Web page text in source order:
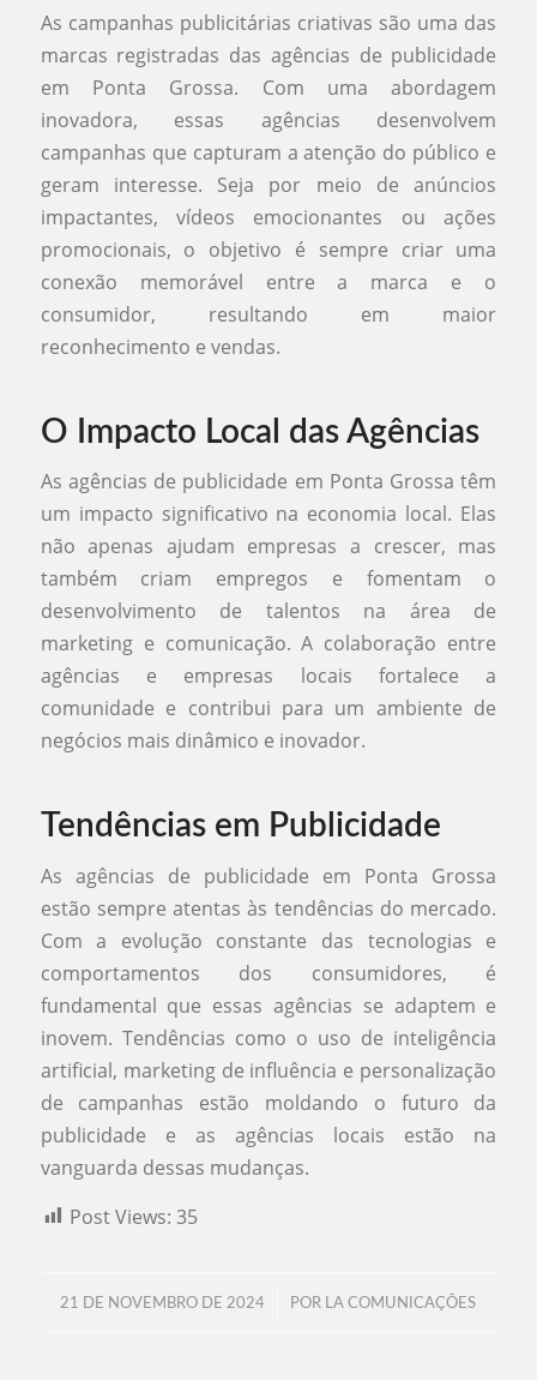
As campanhas publicitárias criativas são uma das
marcas registradas das agências de publicidade
em Ponta Grossa. Com uma abordagem
inovadora, essas agências desenvolvem
campanhas que capturam a atenção do público e
geram interesse. Seja por meio de anúncios
impactantes, vídeos emocionantes ou ações
promocionais, o objetivo é sempre criar uma
conexão memorável entre a marca e o
consumidor, resultando em maior
reconhecimento e vendas.
O Impacto Local das Agências
As agências de publicidade em Ponta Grossa têm
um impacto significativo na economia local. Elas
não apenas ajudam empresas a crescer, mas
também criam empregos e fomentam o
desenvolvimento de talentos na área de
marketing e comunicação. A colaboração entre
agências e empresas locais fortalece a
comunidade e contribui para um ambiente de
negócios mais dinâmico e inovador.
Tendências em Publicidade
As agências de publicidade em Ponta Grossa
estão sempre atentas às tendências do mercado.
Com a evolução constante das tecnologias e
comportamentos dos consumidores, é
fundamental que essas agências se adaptem e
inovem. Tendências como o uso de inteligência
artificial, marketing de influência e personalização
de campanhas estão moldando o futuro da
publicidade e as agências locais estão na
vanguarda dessas mudanças.
Post Views: 35
21 DE NOVEMBRO DE 2024
/ POR LA COMUNICAÇÕES